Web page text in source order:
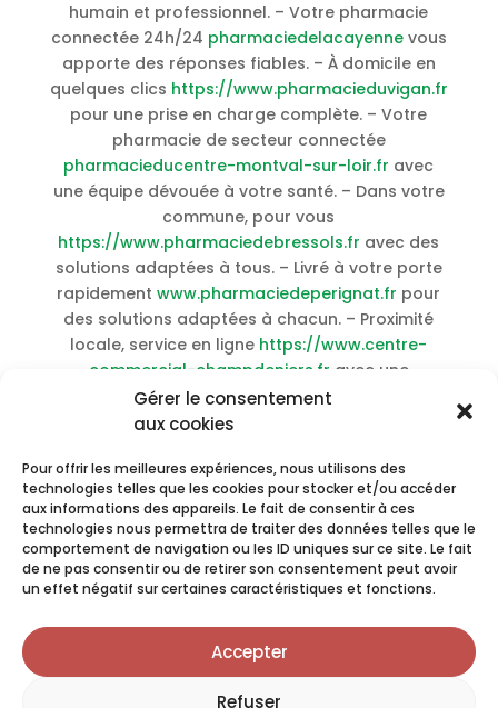
Gérer le consentement
aux cookies
Pour offrir les meilleures expériences, nous utilisons des
technologies telles que les cookies pour stocker et/ou accéder
aux informations des appareils. Le fait de consentir à ces
technologies nous permettra de traiter des données telles que le
comportement de navigation ou les ID uniques sur ce site. Le fait
de ne pas consentir ou de retirer son consentement peut avoir
un effet négatif sur certaines caractéristiques et fonctions.
Accepter
Refuser
humain et professionnel. – Votre pharmacie
connectée 24h/24 pharmaciedelacayennevous
apporte des réponses fiables. – À domicile en
quelques clics https://www.pharmacieduvigan.fr
pour une prise en charge complète. – Votre
pharmacie de secteur connectée
pharmacieducentre-montval-sur-loir.fr avec
une équipe dévouée à votre santé. – Dans votre
commune, pour vous
https://www.pharmaciedebressols.fr avec des
solutions adaptées à tous. – Livré à votre porte
rapidementwww.pharmaciedeperignat.fr pour
des solutions adaptées à chacun. – Proximité
locale, service en ligne https://www.centre-
commercial-champdeniers.fr avec une
approche personnalisée de la santé. – Au cœur
de votre territoire
service humain et professionnel. –Achat Plan B
livraison rapide pas cher–Achat
Cyclopentolate pas cher sans ordonnance–
Achat Thorazine meilleur prix sans ordonnance
– Achat Avelox livraison rapide pas cher–
Acheter Ketorolac pas cher livraison rapide–
Achat Lady Era pas cher sans ordonnance–
Acheter Nootropil meilleur prix livraison rapide
Acheter Rifampin pas cher sans ordonnance–
Acheter Imiquimod meilleur prix en ligne